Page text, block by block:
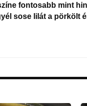
fontosabb mint
sose lilát a pörkölt